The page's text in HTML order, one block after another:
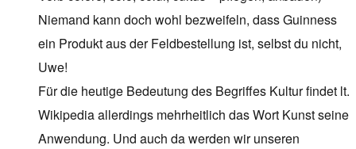
Niemand kann doch wohl bezweifeln, dass Guinness
ein Produkt aus der Feldbestellung ist, selbst du nicht,
Uwe!
Für die heutige Bedeutung des Begriffes Kultur findet lt.
Wikipedia allerdings mehrheitlich das Wort Kunst seine
Anwendung. Und auch da werden wir unseren